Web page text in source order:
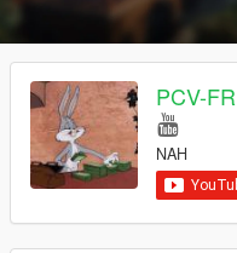
PCV-FR
NAH